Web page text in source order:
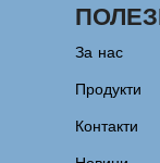
За нас
Продукти
Контакти